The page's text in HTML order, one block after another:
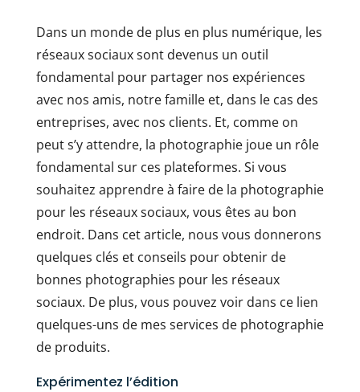
Dans un monde de plus en plus numérique, les
réseaux sociaux sont devenus un outil
fondamental pour partager nos expériences
avec nos amis, notre famille et, dans le cas des
entreprises, avec nos clients. Et, comme on
peut s’y attendre, la photographie joue un rôle
fondamental sur ces plateformes. Si vous
souhaitez apprendre à faire de la photographie
pour les réseaux sociaux, vous êtes au bon
endroit. Dans cet article, nous vous donnerons
quelques clés et conseils pour obtenir de
bonnes photographies pour les réseaux
sociaux. De plus, vous pouvez voir dans ce lien
quelques-uns de mes services de photographie
de produits.
Expérimentez l’édition